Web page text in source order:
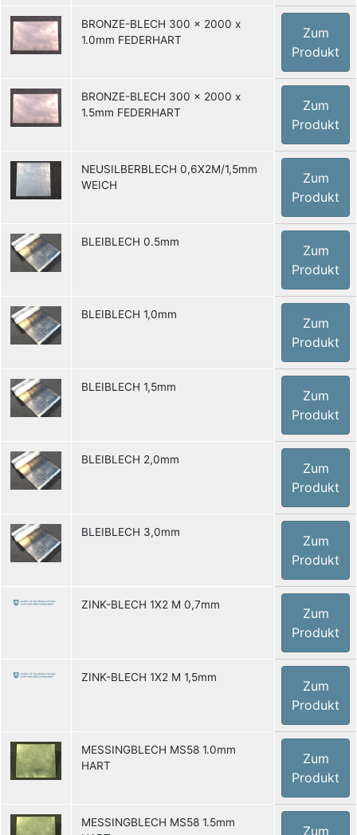
BRONZE-BLECH 300 x 2000 x
1.0mm FEDERHART
Zum
Produkt
BRONZE-BLECH 300 x 2000 x
1.5mm FEDERHART
Zum
Produkt
NEUSILBERBLECH 0,6X2M/1,5mm
WEICH
Zum
Produkt
BLEIBLECH 0.5mm
Zum
Produkt
BLEIBLECH 1,0mm
Zum
Produkt
BLEIBLECH 1,5mm
Zum
Produkt
BLEIBLECH 2,0mm
Zum
Produkt
BLEIBLECH 3,0mm
Zum
Produkt
ZINK-BLECH 1X2 M 0,7mm
Zum
Produkt
ZINK-BLECH 1X2 M 1,5mm
Zum
Produkt
MESSINGBLECH MS58 1.0mm
HART
Zum
Produkt
MESSINGBLECH MS58 1.5mm
Zum